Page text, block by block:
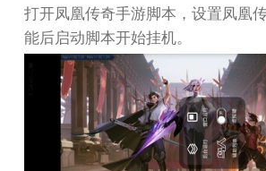
打开凤凰传奇手游脚本，设置凤凰
能后启动脚本开始挂机。